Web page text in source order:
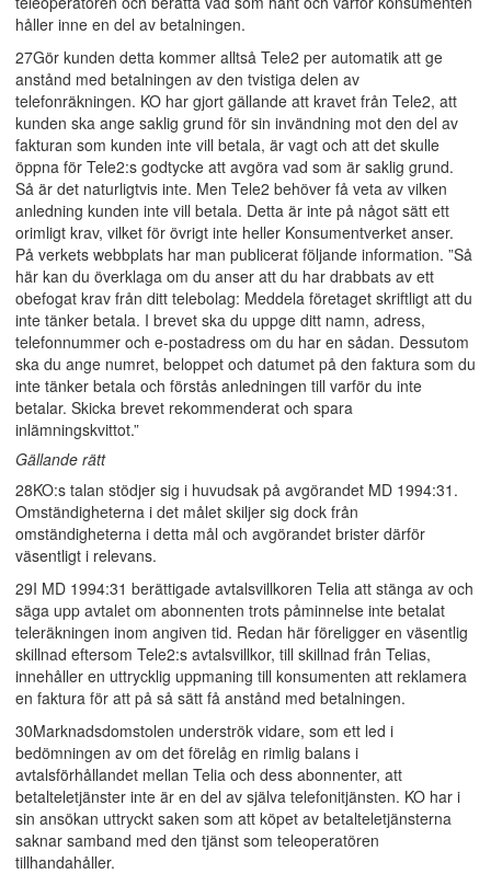
håller inne en del av betalningen.
27Gör kunden detta kommer alltså Tele2 per automatik att ge
anstånd med betalningen av den tvistiga delen av
telefonräkningen. KO har gjort gällande att kravet från Tele2, att
kunden ska ange saklig grund för sin invändning mot den del av
fakturan som kunden inte vill betala, är vagt och att det skulle
öppna för Tele2:s godtycke att avgöra vad som är saklig grund.
Så är det naturligtvis inte. Men Tele2 behöver få veta av vilken
anledning kunden inte vill betala. Detta är inte på något sätt ett
orimligt krav, vilket för övrigt inte heller Konsumentverket anser.
På verkets webbplats har man publicerat följande information. ”Så
här kan du överklaga om du anser att du har drabbats av ett
obefogat krav från ditt telebolag: Meddela företaget skriftligt att du
inte tänker betala. I brevet ska du uppge ditt namn, adress,
telefonnummer och e-postadress om du har en sådan. Dessutom
ska du ange numret, beloppet och datumet på den faktura som du
inte tänker betala och förstås anledningen till varför du inte
betalar. Skicka brevet rekommenderat och spara
inlämningskvittot.”
Gällande rätt
28KO:s talan stödjer sig i huvudsak på avgörandet MD 1994:31.
Omständigheterna i det målet skiljer sig dock från
omständigheterna i detta mål och avgörandet brister därför
väsentligt i relevans.
29I MD 1994:31 berättigade avtalsvillkoren Telia att stänga av och
säga upp avtalet om abonnenten trots påminnelse inte betalat
teleräkningen inom angiven tid. Redan här föreligger en väsentlig
skillnad eftersom Tele2:s avtalsvillkor, till skillnad från Telias,
innehåller en uttrycklig uppmaning till konsumenten att reklamera
en faktura för att på så sätt få anstånd med betalningen.
30Marknadsdomstolen underströk vidare, som ett led i
bedömningen av om det förelåg en rimlig balans i
avtalsförhållandet mellan Telia och dess abonnenter, att
betalteletjänster inte är en del av själva telefonitjänsten. KO har i
sin ansökan uttryckt saken som att köpet av betalteletjänsterna
saknar samband med den tjänst som teleoperatören
tillhandahåller.